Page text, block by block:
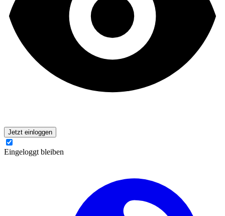
Jetzt einloggen
Eingeloggt bleiben